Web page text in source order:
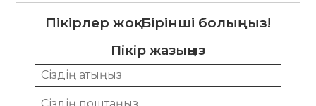
Пікірлер жоқ. Бірінші болыңыз!
Пікір жазыңыз